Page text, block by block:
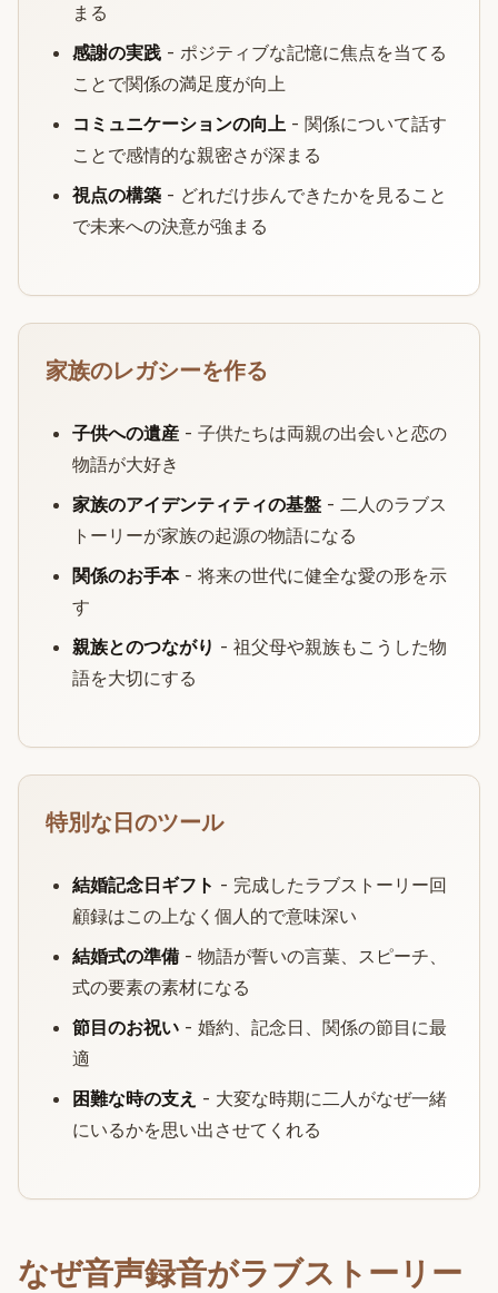
まる
感謝の実践 - ポジティブな記憶に焦点を当てる
ことで関係の満足度が向上
コミュニケーションの向上 - 関係について話す
ことで感情的な親密さが深まる
視点の構築 - どれだけ歩んできたかを見ること
で未来への決意が強まる
家族のレガシーを作る
子供への遺産 - 子供たちは両親の出会いと恋の
物語が大好き
家族のアイデンティティの基盤 - 二人のラブス
トーリーが家族の起源の物語になる
関係のお手本- 将来の世代に健全な愛の形を示
す
親族とのつながり - 祖父母や親族もこうした物
語を大切にする
特別な日のツール
結婚記念日ギフト - 完成したラブストーリー回
顧録はこの上なく個人的で意味深い
結婚式の準備 - 物語が誓いの言葉、スピーチ、
式の要素の素材になる
節目のお祝い - 婚約、記念日、関係の節目に最
適
困難な時の支え - 大変な時期に二人がなぜ一緒
にいるかを思い出させてくれる
なぜ音声録音がラブストーリー